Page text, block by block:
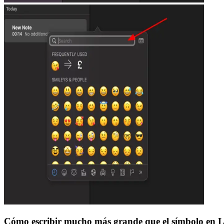
Cómo escribir mucho más grande que el símbolo en